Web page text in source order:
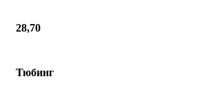
28,70
Тюбинг